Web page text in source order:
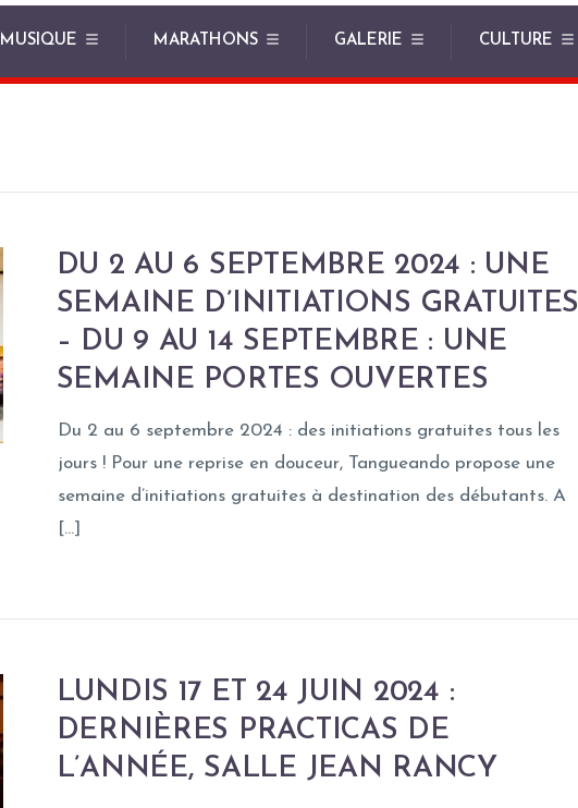
MUSIQUE MARATHONS GALERIE CULTURE
DU 2 AU 6 SEPTEMBRE 2024 : UNE
SEMAINE D’INITIATIONS GRATUITES
– DU 9 AU 14 SEPTEMBRE : UNE
SEMAINE PORTES OUVERTES
Du 2 au 6 septembre 2024 : des initiations gratuites tous les
jours ! Pour une reprise en douceur, Tangueando propose une
semaine d’initiations gratuites à destination des débutants. A
[…]
LUNDIS 17 ET 24 JUIN 2024 :
DERNIÈRES PRACTICAS DE
L’ANNÉE, SALLE JEAN RANCY